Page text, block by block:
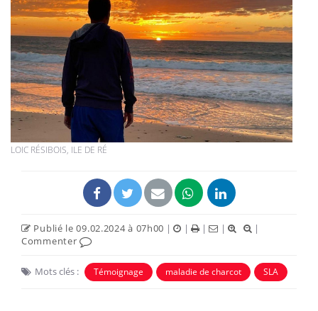
LOIC RÉSIBOIS, ILE DE RÉ
Publié le 09.02.2024 à 07h00 | | | |
|
Commenter
Mots clés : Témoignage maladie de charcot SLA